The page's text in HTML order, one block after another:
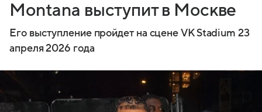
Montana выступит в Москве
Его выступление пройдет на сцене VK Stadium 23
апреля 2026 года